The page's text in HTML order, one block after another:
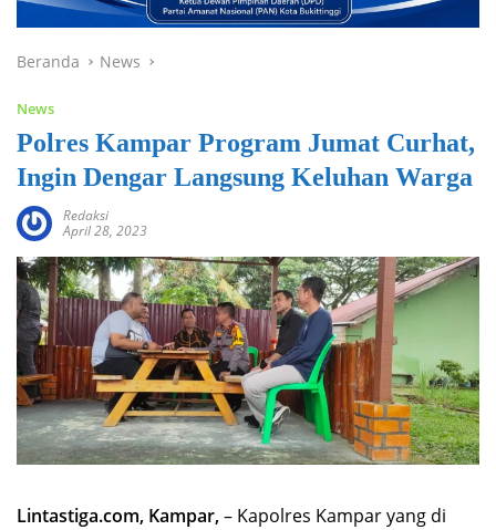
Beranda News
News
Polres Kampar Program Jumat Curhat,
Ingin Dengar Langsung Keluhan Warga
Redaksi
April 28, 2023
Lintastiga.com, Kampar,– Kapolres Kampar yang di